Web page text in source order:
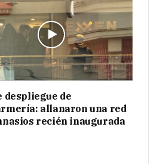
despliegue de
allanaron una red
recién inaugurada